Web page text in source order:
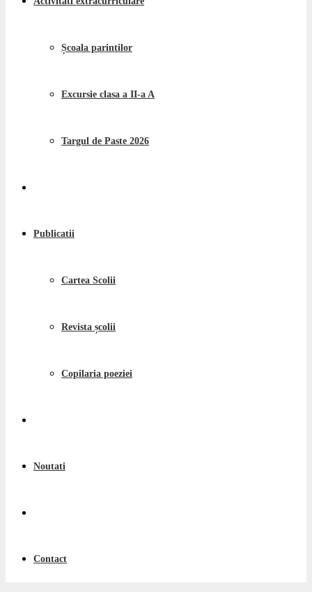
Școala parintilor
Excursie clasa a II-a A
Targul de Paste 2026
Publicatii
Cartea Scolii
Revista școlii
Copilaria poeziei
Noutati
Contact